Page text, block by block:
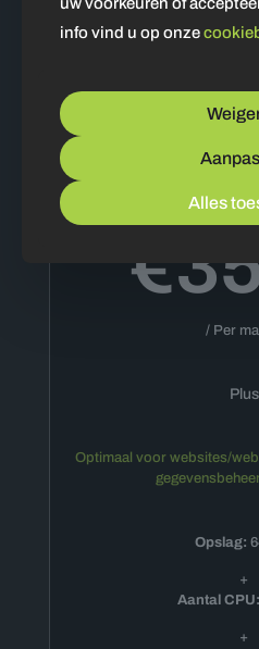
/ Per
Plus
Optimaal voor websites/
Opslag:
+
Aantal CPU:
+
info vind u op onze
Alles